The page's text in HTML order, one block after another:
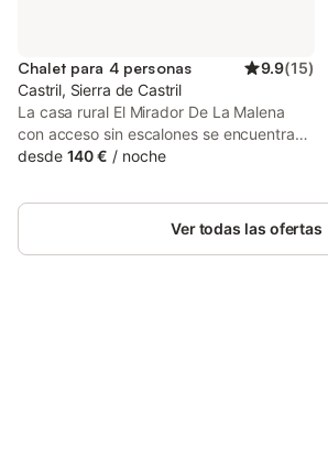
Chalet para 4 personas 9.9(15)
Castril, Sierra de Castril
La casa rural El Mirador De La Malena
con acceso sin escalones se encuentra
en Castril e impresiona a los huéspedes
propiedad de 80 m² consta de una sala
de estar, una cocina, 2 dormitorios y 1
desde 140 € / noche
Ver todas las ofertas